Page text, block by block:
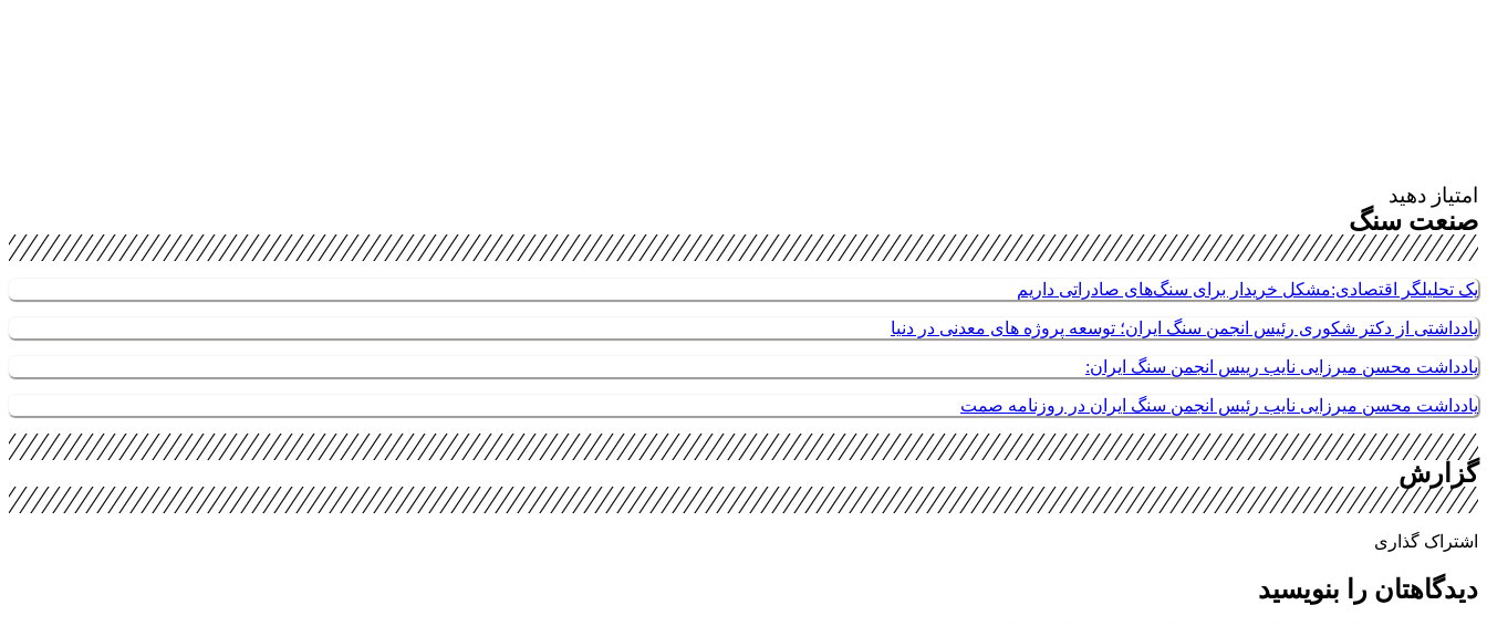
امتیاز دهید
صنعت سنگ
یک تحلیلگر اقتصادی:مشکل خریدار برای سنگ‌های صادراتی داریم
یادداشتی از دکتر شکوری رئیس انجمن سنگ ایران؛ توسعه پروژه های معدنی در دنیا
یادداشت محسن میرزایی نایب رییس انجمن سنگ ایران:
یادداشت محسن میرزایی نایب رئیس انجمن سنگ ایران در روزنامه صمت
گزارش
اشتراک گذاری
دیدگاهتان را بنویسید